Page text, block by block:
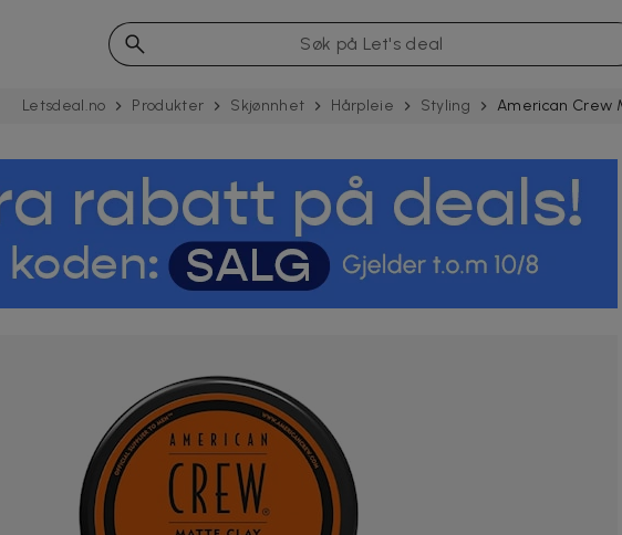
Letsdeal.no Produkter Skjønnhet Hårpleie Styling American Crew